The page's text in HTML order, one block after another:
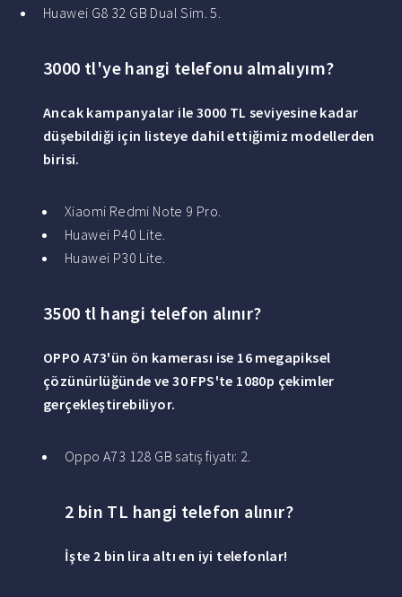
Huawei G8 32 GB Dual Sim. 5.
3000 tl'ye hangi telefonu almalıyım?
Ancak kampanyalar ile 3000 TL seviyesine kadar
düşebildiği için listeye dahil ettiğimiz modellerden
birisi.
Xiaomi Redmi Note 9 Pro.
Huawei P40 Lite.
Huawei P30 Lite.
3500 tl hangi telefon alınır?
OPPO A73'ün ön kamerası ise 16 megapiksel
çözünürlüğünde ve 30 FPS'te 1080p çekimler
gerçekleştirebiliyor.
Oppo A73 128 GB satış fiyatı: 2.
2 bin TL hangi telefon alınır?
İşte 2 bin lira altı en iyi telefonlar!